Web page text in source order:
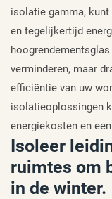
isolatie gamma,
en tegelijkertijd
verminderen, maar
efficiëntie van uw
isolatieoplossingen
energiekosten en
Isoleer
ruimtes om
in de winter.